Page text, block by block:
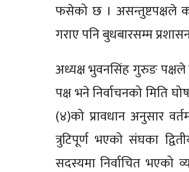
फसेको छ । असन्तुष्टपक्षले
गराए पनि बुधबारसम्म
अध्यक्ष भुवनसिंह गुरुङ पक्षले
पक्ष भने निर्वाचनको मिति
(४)को प्रावधान अनुसार
त्रुटिपूर्ण भएको संघका
सदस्यमा निर्वाचित भएको